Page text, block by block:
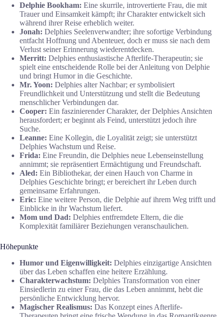
Delphie Bookham: Eine skurrile, introvertierte Frau, die mit
Trauer und Einsamkeit kämpft; ihr Charakter entwickelt sich
während ihrer Reise erheblich weiter.
Jonah: Delphies Seelenverwandter; ihre sofortige Verbindung
entfacht Hoffnung und Abenteuer, doch er muss sie nach dem
Verlust seiner Erinnerung wiederentdecken.
Merritt: Delphies enthusiastische Afterlife-Therapeutin; sie
spielt eine entscheidende Rolle bei der Anleitung von Delphie
und bringt Humor in die Geschichte.
Mr. Yoon: Delphies alter Nachbar; er symbolisiert
Freundlichkeit und Unterstützung und stellt die Bedeutung
menschlicher Verbindungen dar.
Cooper: Ein faszinierender Charakter, der Delphies Ansichten
herausfordert; er beginnt als Feind, unterstützt jedoch ihre
Suche.
Leanne: Eine Kollegin, die Loyalität zeigt; sie unterstützt
Delphies Wachstum und Reise.
Frida: Eine Freundin, die Delphies neue Lebenseinstellung
annimmt; sie repräsentiert Ermächtigung und Freundschaft.
Aled: Ein Bibliothekar, der einen Hauch von Charme in
Delphies Geschichte bringt; er bereichert ihr Leben durch
gemeinsame Erfahrungen.
Eric: Eine weitere Person, die Delphie auf ihrem Weg trifft und
Einblicke in ihr Wachstum liefert.
Mom und Dad: Delphies entfremdete Eltern, die die
Komplexität familiärer Beziehungen veranschaulichen.
Höhepunkte
Humor und Eigenwilligkeit: Delphies einzigartige Ansichten
über das Leben schaffen eine heitere Erzählung.
Charakterwachstum: Delphies Transformation von einer
Einsiedlerin zu einer Frau, die das Leben annimmt, hebt die
persönliche Entwicklung hervor.
Magischer Realismus: Das Konzept eines Afterlife-